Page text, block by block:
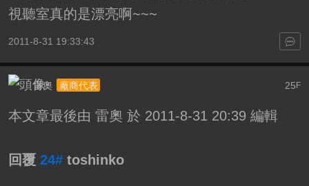
視聽室真的是漂亮啊~~~
2011-8-31 19:33:43
25 F
雷奧 廠商代表
本文章最後由 雷奧 於 2011-8-31 20:39 編輯
回覆 24# toshinko